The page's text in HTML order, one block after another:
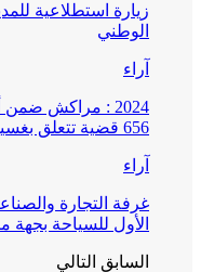
زيارة استطلاعية
الوطني
آراء
2024 : مراكش
656 قضية تتعلق بغسيل الأموال
آراء
غرفة التجارة
الأول للسياحة
السابق التالي